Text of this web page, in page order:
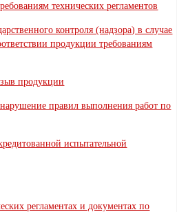
технических регламентов
контроля (надзора) в случае
продукции требованиям
продукции
нарушение правил выполнения работ по
испытательной
регламентах и документах по